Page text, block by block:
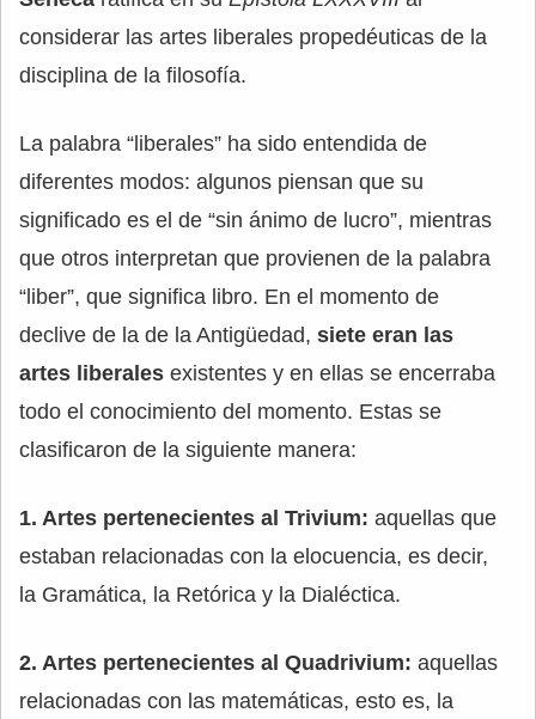
considerar las artes liberales propedéuticas de la
disciplina de la filosofía.
La palabra “liberales” ha sido entendida de
diferentes modos: algunos piensan que su
significado es el de “sin ánimo de lucro”, mientras
que otros interpretan que provienen de la palabra
“liber”, que significa libro. En el momento de
declive de la de la Antigüedad, siete eran las
artes liberales existentes y en ellas se encerraba
todo el conocimiento del momento. Estas se
clasificaron de la siguiente manera:
1. Artes pertenecientes al Trivium: aquellas que
estaban relacionadas con la elocuencia, es decir,
la Gramática, la Retórica y la Dialéctica.
2. Artes pertenecientes al Quadrivium: aquellas
relacionadas con las matemáticas, esto es, la